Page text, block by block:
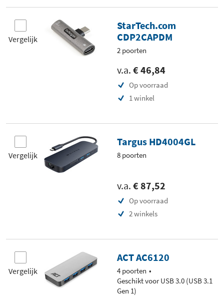
Vergelijk
StarTech.com
CDP2CAPDM
2 poorten
v.a. € 46,84
Op voorraad
1 winkel
Vergelijk
Targus HD4004GL
8 poorten
v.a. € 87,52
Op voorraad
2 winkels
Vergelijk
ACT AC6120
4 poorten
Geschikt voor USB 3.0 (USB 3.1
Gen 1)